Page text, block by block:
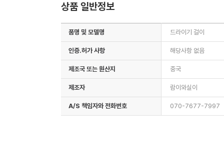
상품 일반정보
품명 및 모델명 드라이기 걸이
인증.허가 사항 해당사항 없음
제조국 또는 원산지 중국
제조자 람이와실이
A/S 책임자와 전화번호 070-7677-7997